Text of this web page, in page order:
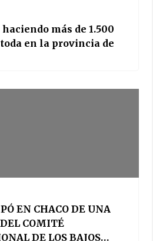
más de 1.500
en la provincia de
EN CHACO DE UNA
COMITÉ
DE LOS BAJOS